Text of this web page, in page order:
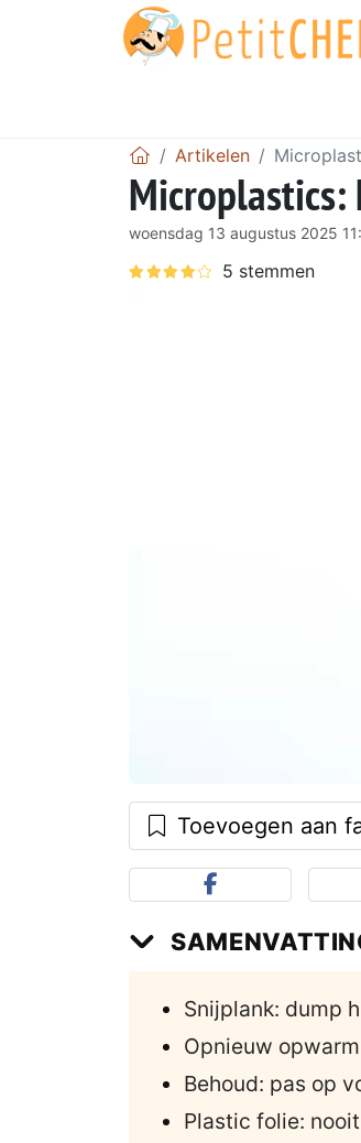
Artikelen
Microplastics:
woensdag 13 augustus 2025
Toevoegen aan
Snijplank: dump
Opnieuw
Behoud: pas op
Plastic folie: